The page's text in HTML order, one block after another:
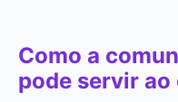
Como a
pode servir